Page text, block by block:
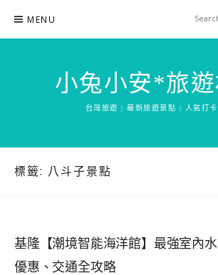
content
MENU
小兔小安*旅
台灣旅遊 | 最新旅遊景點 | 人氣打卡
標籤: 八斗子景點
基隆【潮境智能海洋館】最強室內
優惠、交通全攻略